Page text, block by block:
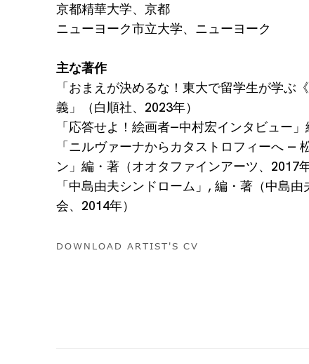
京都精華大学、京都
ニューヨーク市立大学、ニューヨーク
主な著作
「おまえが決めるな！東大で留学生が学ぶ
義」（白順社、2023年）
「応答せよ！絵画者―中村宏インタビュー」
「ニルヴァーナからカタストロフィーへ ―
ン」編・著（オオタファインアーツ、2017年
「中島由夫シンドローム」, 編・著（中島
会、2014年）
DOWNLOAD ARTIST'S CV